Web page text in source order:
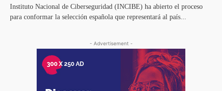
Instituto Nacional de Ciberseguridad (INCIBE) ha abierto el proceso
para conformar la selección española que representará al país...
- Advertisement -